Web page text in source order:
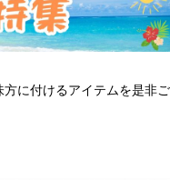
に付けるアイテムを是非ご